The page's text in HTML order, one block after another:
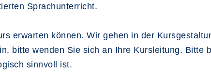
Sprachunterricht.
erwarten können. Wir gehen in der
bitte wenden Sie sich an Ihre Kursleitung. Bitte
sinnvoll ist.